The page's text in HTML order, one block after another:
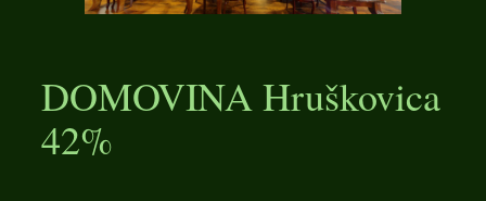
DOMOVINA Hruškovica
42%